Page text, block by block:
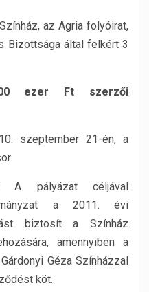
az Agria folyóirat,
Bizottsága által felkért 3
ezer Ft szerzői
szeptember 21-én, a
A pályázat céljával
a 2011. évi
biztosít a Színház
amennyiben a
Géza Színházzal
köt.